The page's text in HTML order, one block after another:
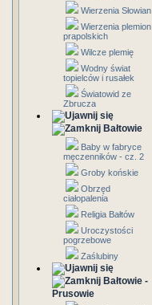
Wierzenia Słowian
Wierzenia plemion
prapolskich
Wilcze plemię
Wodny świat
topielców i rusałek
Światowid ze
Zbrucza
Bałtowie
Baby w fabryce
męczenników - cz. 2
Groby końskie
Obrzęd
ciałopalenia
Religia Bałtów
Uroczystości
pogrzebowe
Zaślubiny
Bałtowie -
Prusowie